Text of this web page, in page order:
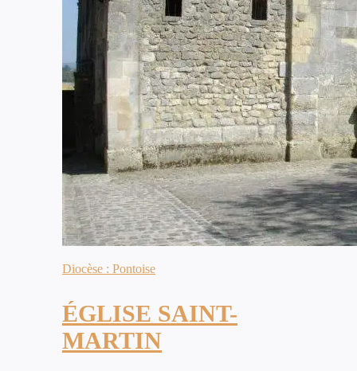
Diocèse : Pontoise
ÉGLISE SAINT-
MARTIN